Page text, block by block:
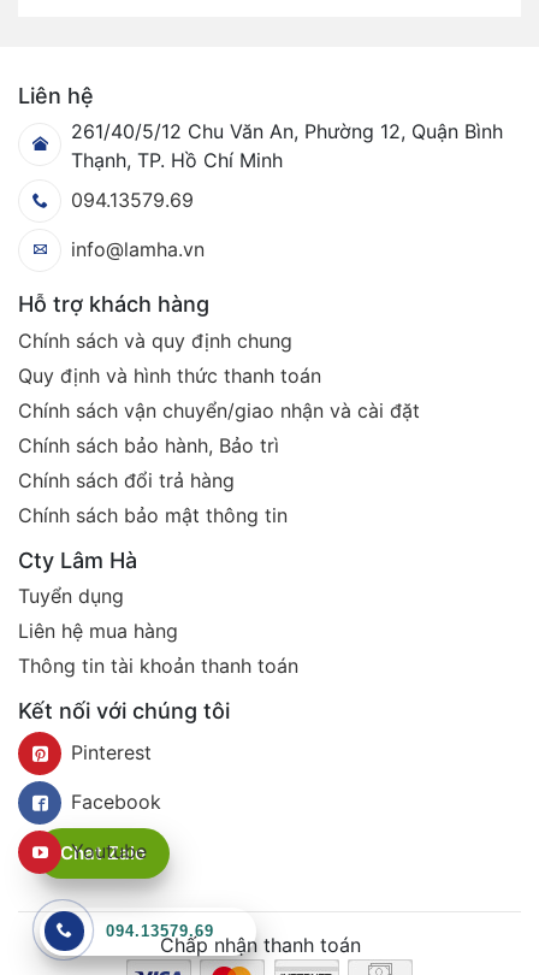
Chat Zalo
094.13579.69
Liên hệ
261/40/5/12 Chu Văn An, Phường 12, Quận Bình
Thạnh, TP. Hồ Chí Minh
094.13579.69
info@lamha.vn
Hỗ trợ khách hàng
Chính sách và quy định chung
Quy định và hình thức thanh toán
Chính sách vận chuyển/giao nhận và cài đặt
Chính sách bảo hành, Bảo trì
Chính sách đổi trả hàng
Chính sách bảo mật thông tin
Cty Lâm Hà
Tuyển dụng
Liên hệ mua hàng
Thông tin tài khoản thanh toán
Kết nối với chúng tôi
Pinterest
Facebook
Youtube
Chấp nhận thanh toán